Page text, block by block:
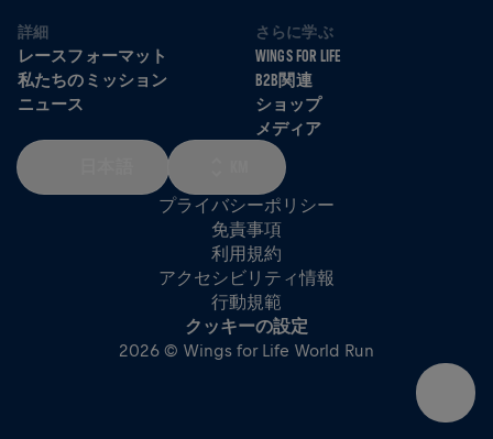
詳細
レースフォーマット
私たちのミッション
ニュース
さらに学ぶ
WINGS FOR LIFE
B2B関連
ショップ
メディア
プライバシーポリシー
免責事項
利用規約
アクセシビリティ情報
行動規範
クッキーの設定
2026 © Wings for Life World Run